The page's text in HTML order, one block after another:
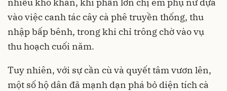
vào việc canh tác cây cà phê truyền thống, thu
nhập bấp bênh, trong khi chỉ trông chờ vào vụ
thu hoạch cuối năm.
Tuy nhiên, với sự cần cù và quyết tâm vươn lên,
một số hộ dân đã mạnh dạn phá bỏ diện tích cà